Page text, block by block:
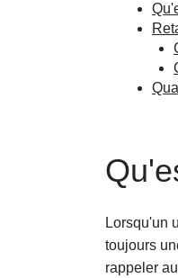
Lorsqu'un
toujours
rappeler